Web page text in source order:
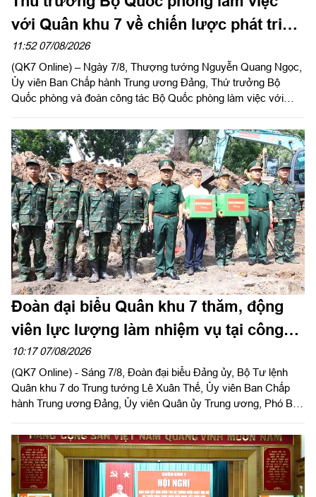
với Quân khu 7 về chiến lược phát triển
giai đoạn 2026 – 2030, tổ chức, cơ cấu
lại doanh nghiệp
11:52 07/08/2026
(QK7 Online) – Ngày 7/8, Thượng tướng Nguyễn Quang Ngọc,
Ủy viên Ban Chấp hành Trung ương Đảng, Thứ trưởng Bộ
Quốc phòng và đoàn công tác Bộ Quốc phòng làm việc với
chức cơ cấu lại doanh nghiệp. Thiếu tướng Đặng Văn Lẫm, Ủy
viên Thường vụ Đảng ủy, Phó Tư lệnh Quân khu tiếp đoàn.
Đoàn đại biểu Quân khu 7 thăm, động
viên lực lượng làm nhiệm vụ tại công
viên Lê Thị Riêng
10:17 07/08/2026
(QK7 Online) - Sáng 7/8, Đoàn đại biểu Đảng ủy, Bộ Tư lệnh
Quân khu 7 do Trung tướng Lê Xuân Thế, Ủy viên Ban Chấp
hành Trung ương Đảng, Ủy viên Quân ủy Trung ương, Phó Bí
hoa, dâng hương tưởng niệm cố Tổng Bí thư Trần Phú, các anh
hùng liệt sĩ và thăm, động viên lực lượng đang làm nhiệm vụ tại
công viên Lê Thị Riêng, Thành phố Hồ Chí Minh.